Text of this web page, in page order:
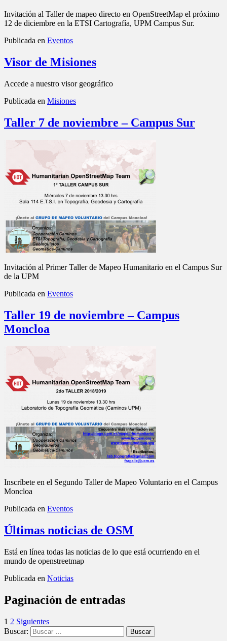
Invitación al Taller de mapeo directo en OpenStreetMap el próximo
12 de diciembre en la ETSI Cartografía, UPM Campus Sur.
Publicada en Eventos
Visor de Misiones
Accede a nuestro visor geográfico
Publicada en Misiones
Taller 7 de noviembre – Campus Sur
Invitación al Primer Taller de Mapeo Humanitario en el Campus Sur
de la UPM
Publicada en Eventos
Taller 19 de noviembre – Campus
Moncloa
Inscríbete en el Segundo Taller de Mapeo Voluntario en el Campus
Moncloa
Publicada en Eventos
Últimas noticias de OSM
Está en línea todas las noticias de lo que está ocurriendo en el
mundo de openstreetmap
Publicada en Noticias
Paginación de entradas
1 2 Siguientes
Buscar: